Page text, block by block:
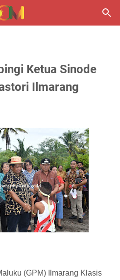
Ketua Sinode
Ilmarang
(GPM) Ilmarang Klasis